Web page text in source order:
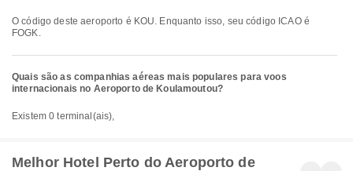
O código deste aeroporto é KOU. Enquanto isso, seu código ICAO é
FOGK.
Quais são as companhias aéreas mais populares para voos
internacionais no Aeroporto de Koulamoutou?
Existem 0 terminal(ais),
Melhor Hotel Perto do Aeroporto de